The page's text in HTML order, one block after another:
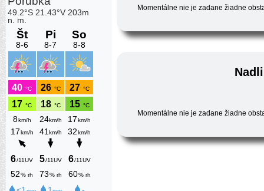
Momentálne nie je zadane žiadne
Momentálne nie je zadane žiadne